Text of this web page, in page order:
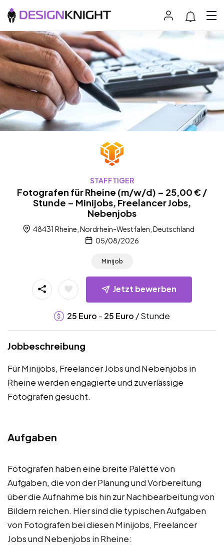
STAFFTIGER
Fotografen für Rheine (m/w/d) – 25,00 € /
Stunde – Minijobs, Freelancer Jobs,
Nebenjobs
48431 Rheine, Nordrhein-Westfalen, Deutschland
05/08/2026
Minijob
Jetzt bewerben
25 Euro - 25 Euro / Stunde
Jobbeschreibung
Für Minijobs, Freelancer Jobs und Nebenjobs in
Rheine werden engagierte und zuverlässige
Fotografen gesucht.
Aufgaben
Fotografen haben eine breite Palette von
Aufgaben, die von der Planung und Vorbereitung
über die Aufnahme bis hin zur Nachbearbeitung von
Bildern reichen. Hier sind die typischen Aufgaben
von Fotografen bei diesen Minijobs, Freelancer
Jobs und Nebenjobs in Rheine: